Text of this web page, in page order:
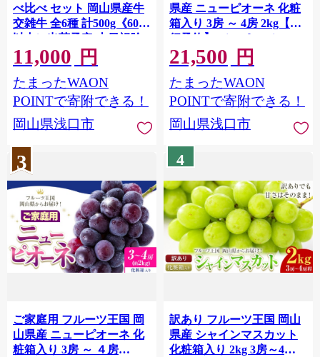
べ比べ セット 岡山県産牛
交雑牛 全6種 計500g《60日
以内に出荷予定(土日祝除
く)》 岡山県 浅口市 肉 三
角バラ ナカバラ ソトバラ
ウチモモ ラムイチ ブリス
ケ マル グルメ お取り寄せ
11,000 円
たまったWAON
POINTで寄附できる！
岡山県浅口市
県産 ニューピオーネ 化粧
箱入り 3房 ～ 4房 2kg【先
行予約】 Lino ＆ Kai
Farm《2026年9月中旬-10
月中旬頃出荷》ピオーネ
送料無料 岡山県 浅口市 ギ
フト ニューピオーネ 岡山
21,500 円
たまったWAON
POINTで寄附できる！
岡山県浅口市
3
ご家庭用 フルーツ王国 岡
山県産 ニューピオーネ 化
粧箱入り 3房 ～ ４房
4
訳あり フルーツ王国 岡山
県産 シャインマスカット
化粧箱入り 2kg 3房～4房